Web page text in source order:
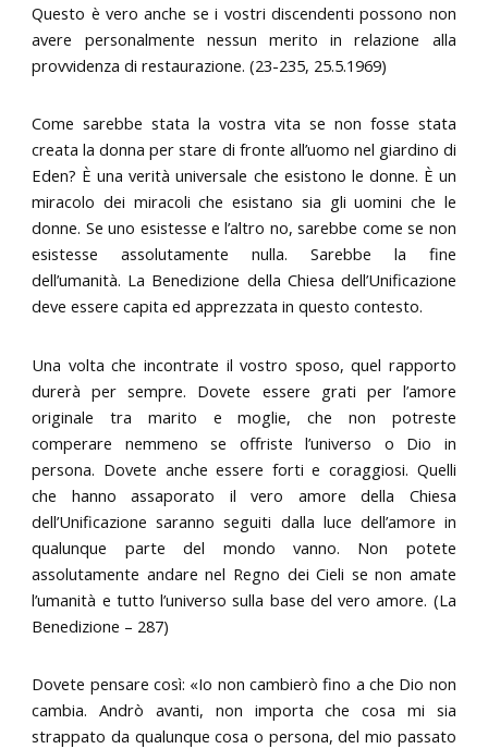
Questo è vero anche se i vostri discendenti possono non
avere personalmente nessun merito in relazione alla
provvidenza di restaurazione. (23-235, 25.5.1969)
Come sarebbe stata la vostra vita se non fosse stata
creata la donna per stare di fronte all’uomo nel giardino di
Eden? È una verità universale che esistono le donne. È un
miracolo dei miracoli che esistano sia gli uomini che le
donne. Se uno esistesse e l’altro no, sarebbe come se non
esistesse assolutamente nulla. Sarebbe la fine
dell’umanità. La Benedizione della Chiesa dell’Unificazione
deve essere capita ed apprezzata in questo contesto.
Una volta che incontrate il vostro sposo, quel rapporto
durerà per sempre. Dovete essere grati per l’amore
originale tra marito e moglie, che non potreste
comperare nemmeno se offriste l’universo o Dio in
persona. Dovete anche essere forti e coraggiosi. Quelli
che hanno assaporato il vero amore della Chiesa
dell’Unificazione saranno seguiti dalla luce dell’amore in
qualunque parte del mondo vanno. Non potete
assolutamente andare nel Regno dei Cieli se non amate
l’umanità e tutto l’universo sulla base del vero amore. (La
Benedizione – 287)
Dovete pensare così: «Io non cambierò fino a che Dio non
cambia. Andrò avanti, non importa che cosa mi sia
strappato da qualunque cosa o persona, del mio passato